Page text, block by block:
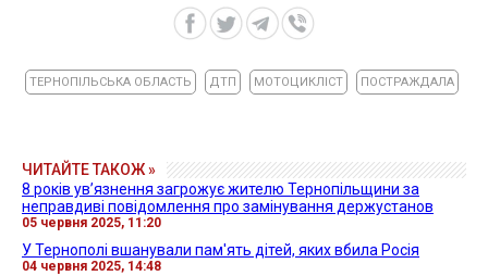
ТЕРНОПІЛЬСЬКА ОБЛАСТЬ ДТП МОТОЦИКЛІСТ ПОСТРАЖДАЛА
ЧИТАЙТЕ ТАКОЖ »
8 років ув’язнення загрожує жителю Тернопільщини за
неправдиві повідомлення про замінування держустанов
05 червня 2025, 11:20
У Тернополі вшанували пам'ять дітей, яких вбила Росія
04 червня 2025, 14:48